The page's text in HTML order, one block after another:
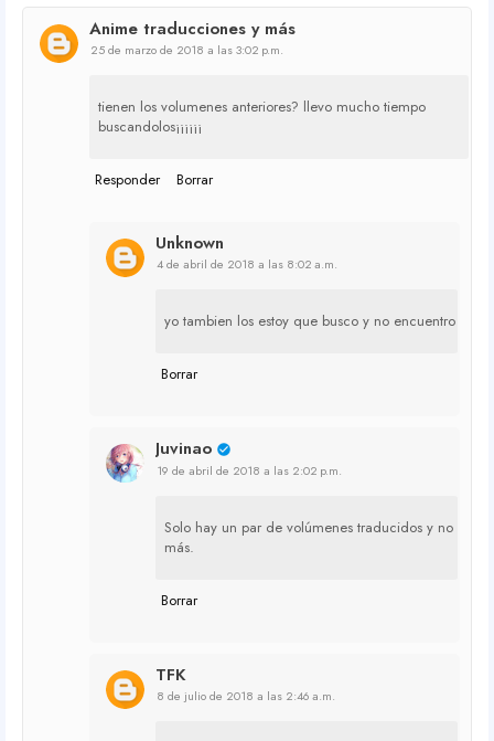
Anime traducciones y más
25 de marzo de 2018 a las 3:02 p.m.
tienen los volumenes anteriores? llevo mucho tiempo
buscandolos¡¡¡¡¡¡
Responder Borrar
Unknown
4 de abril de 2018 a las 8:02 a.m.
yo tambien los estoy que busco y no encuentro
Borrar
Juvinao
19 de abril de 2018 a las 2:02 p.m.
Solo hay un par de volúmenes traducidos y no
más.
Borrar
TFK
8 de julio de 2018 a las 2:46 a.m.